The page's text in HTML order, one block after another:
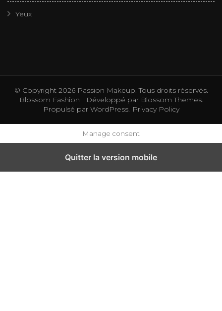
Yeux
© Copyright 2026 Passion Makeup. Tous droits réservés.
Blossom Fashion | Développé parBlossom Themes.
Propulsé par WordPress. Privacy Policy
Manage consent
Quitter la version mobile